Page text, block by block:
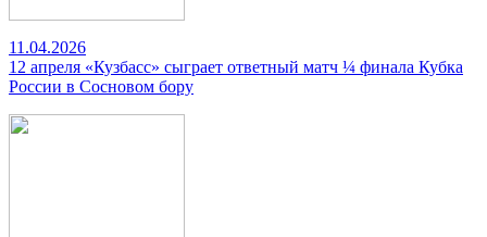
11.04.2026
12 апреля «Кузбасс» сыграет ответный матч ¼ финала Кубка
России в Сосновом бору